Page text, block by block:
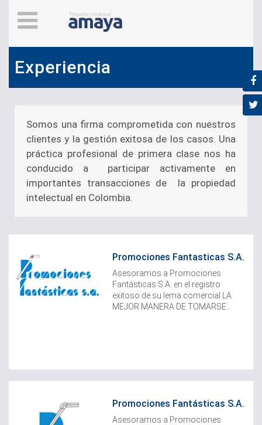
Experiencia
Somos una firma comprometida con nuestros
clientes y la gestión exitosa de los casos. Una
práctica profesional de primera clase nos ha
conducido a participar activamente en
importantes transacciones de la propiedad
intelectual en Colombia.
Promociones Fantasticas S.A.
Asesoramos a Promociones
Fantásticas S.A. en el registro
exitoso de su lema comercial LA
MEJOR MANERA DE TOMARSE...
Promociones Fantásticas S.A.
Asesoramos a Promociones